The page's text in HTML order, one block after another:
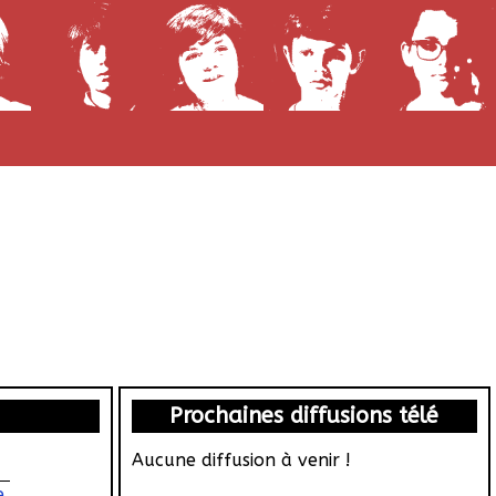
Prochaines diffusions télé
Aucune diffusion à venir !